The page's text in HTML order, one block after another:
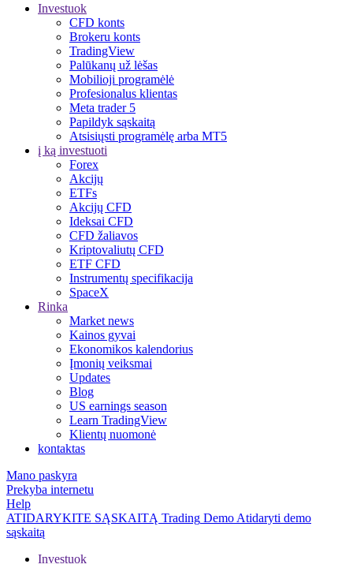
Investuok
CFD konts
Brokeru konts
TradingView
Palūkanų už lėšas
Mobilioji programėlė
Profesionalus klientas
Meta trader 5
Papildyk sąskaitą
Atsisiųsti programėlę arba MT5
į ką investuoti
Forex
Akcijų
ETFs
Akcijų CFD
Ideksai CFD
CFD žaliavos
Kriptovaliutų CFD
ETF CFD
Instrumentų specifikacija
SpaceX
Rinka
Market news
Kainos gyvai
Ekonomikos kalendorius
Įmonių veiksmai
Updates
Blog
US earnings season
Learn TradingView
Klientų nuomonė
kontaktas
Mano paskyra
Prekyba internetu
Help
ATIDARYKITE SĄSKAITĄ Trading Demo Atidaryti demo
sąskaitą
Investuok